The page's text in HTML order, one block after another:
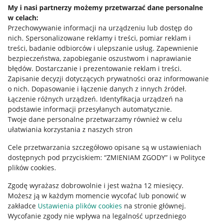
My i nasi partnerzy możemy przetwarzać dane personalne
w celach:
Przechowywanie informacji na urządzeniu lub dostęp do
nich. Spersonalizowane reklamy i treści, pomiar reklam i
treści, badanie odbiorców i ulepszanie usług. Zapewnienie
bezpieczeństwa, zapobieganie oszustwom i naprawianie
błędów. Dostarczanie i prezentowanie reklam i treści.
Zapisanie decyzji dotyczących prywatności oraz informowanie
o nich. Dopasowanie i łączenie danych z innych źródeł.
Łączenie różnych urządzeń. Identyfikacja urządzeń na
podstawie informacji przesyłanych automatycznie.
Twoje dane personalne przetwarzamy również w celu
ułatwiania korzystania z naszych stron
Cele przetwarzania szczegółowo opisane są w ustawieniach
dostępnych pod przyciskiem: “ZMIENIAM ZGODY” i w Polityce
plików cookies.
Zgodę wyrażasz dobrowolnie i jest ważna 12 miesięcy.
Możesz ją w każdym momencie wycofać lub ponowić w
zakładce Ustawienia plików cookies na stronie głównej.
Wycofanie zgody nie wpływa na legalność uprzedniego
Allegro Gadane dla sprzedających
Allegro Gadane dla kupujących
Mapa miejscowości
Informacje prawne
Regulamin
Polityka plików "cookies"
Ustawienia plików "cookies"
Udostępnianie lokalizacji
Informacje dla Aktu o Usługach Cyfrowych
Pobierz aplikację